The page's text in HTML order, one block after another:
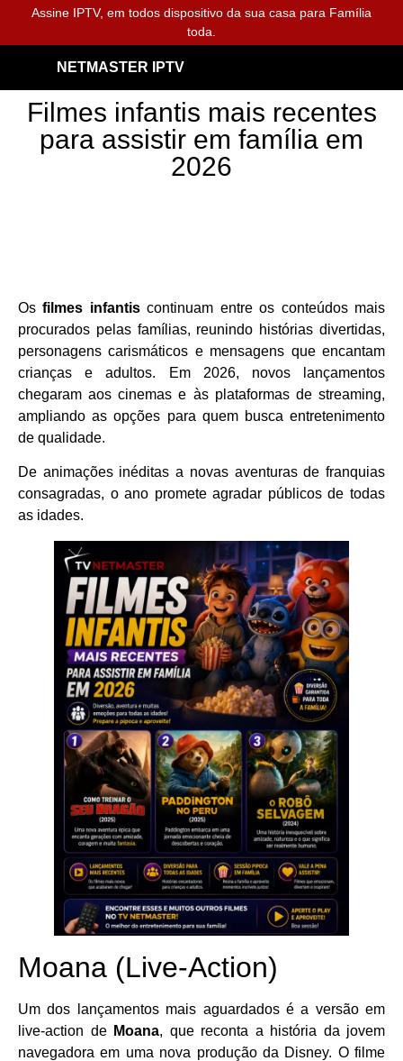
Assine IPTV, em todos dispositivo da sua casa para Família
toda.
NETMASTER IPTV
Filmes infantis mais recentes
para assistir em família em
2026
Osfilmes infantiscontinuam entre os conteúdos mais
procurados pelas famílias, reunindo histórias divertidas,
personagens carismáticos e mensagens que encantam
crianças e adultos. Em 2026, novos lançamentos
chegaram aos cinemas e às plataformas de streaming,
ampliando as opções para quem busca entretenimento
de qualidade.
De animações inéditas a novas aventuras de franquias
consagradas, o ano promete agradar públicos de todas
as idades.
Moana (Live-Action)
Um dos lançamentos mais aguardados é a versão em
live-action de Moana, que reconta a história da jovem
navegadora em uma nova produção da Disney. O filme